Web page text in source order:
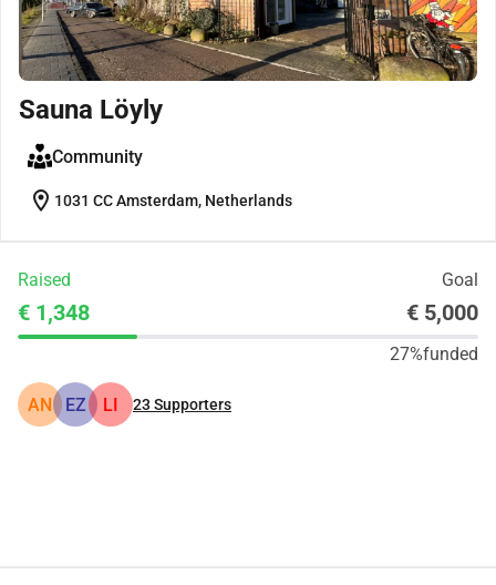
Sauna Löyly
Community
location_on 1031 CC Amsterdam, Netherlands
Raised Goal
€ 1,348 € 5,000
27%funded
AN EZ LI 23Supporters